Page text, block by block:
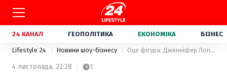
24 КАНАЛ ГЕОПОЛІТИКА ЕКОНОМІКА БІЗНЕС
Lifestyle 24 Новини шоу-бізнесу Оце фігура: Дженніфер Лопес запалила на сцені в Маямі у гарячому образі – фото
4 листопада, 22:28 1